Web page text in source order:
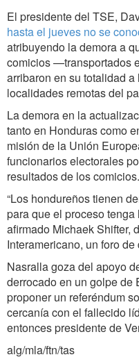
El presidente del TSE,
hasta el jueves no se
atribuyendo la demora a
comicios —transportados
arribaron en su totalidad
localidades remotas del
La demora en la
tanto en Honduras como
misión de la Unión
funcionarios electorales
resultados de los comicios.
“Los hondureños tienen
para que el proceso
afirmado Michaek Shifter,
Interamericano, un foro
Nasralla goza del apoyo
derrocado en un golpe de
proponer un referéndum
cercanía con el fallecido
entonces presidente de
alg/mla/ftn/tas